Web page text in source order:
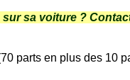
sa voiture ?
parts en plus des 10